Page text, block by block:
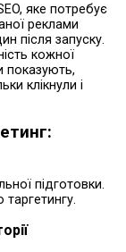
яке потребує
реклами
після запуску.
кожної
показують,
клікнули і
підготовки.